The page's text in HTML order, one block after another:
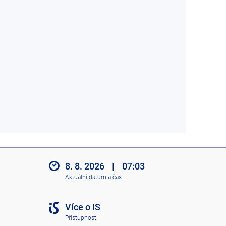
8. 8. 2026 | 07:03
Aktuální datum a čas
Více o IS
Přístupnost